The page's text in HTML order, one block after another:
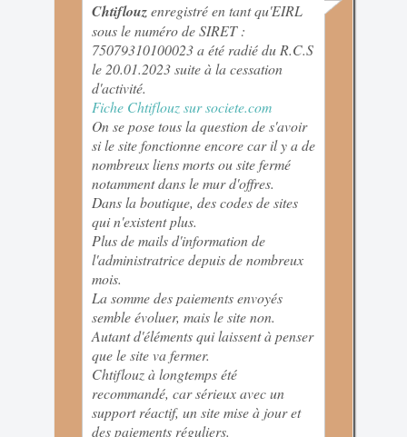
Chtiflouzenregistré en tant qu'EIRL
sous le numéro de SIRET :
75079310100023 a été radié du R.C.S
le 20.01.2023 suite à la cessation
d'activité.
Fiche Chtiflouz sur societe.com
On se pose tous la question de s'avoir
si le site fonctionne encore car il y a de
nombreux liens morts ou site fermé
notamment dans le mur d'offres.
Dans la boutique, des codes de sites
qui n'existent plus.
Plus de mails d'information de
l'administratrice depuis de nombreux
mois.
La somme des paiements envoyés
semble évoluer, mais le site non.
Autant d'éléments qui laissent à penser
que le site va fermer.
Chtiflouz à longtemps été
recommandé, car sérieux avec un
support réactif, un site mise à jour et
des paiements réguliers.